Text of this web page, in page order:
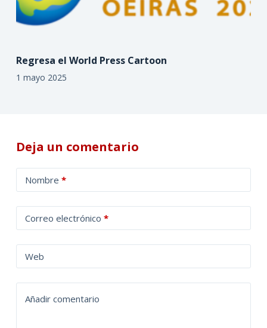
Regresa el World Press Cartoon
1 mayo 2025
Deja un comentario
Nombre *
Correo electrónico *
Web
Añadir comentario
l
t
a
t